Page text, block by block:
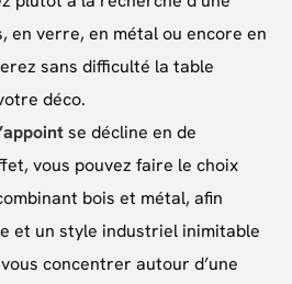
en verre, en métal ou encore en
sans difficulté la table
déco.
se décline en de
vous pouvez faire le choix
bois et métal, afin
et un style industriel inimitable
concentrer autour d’une